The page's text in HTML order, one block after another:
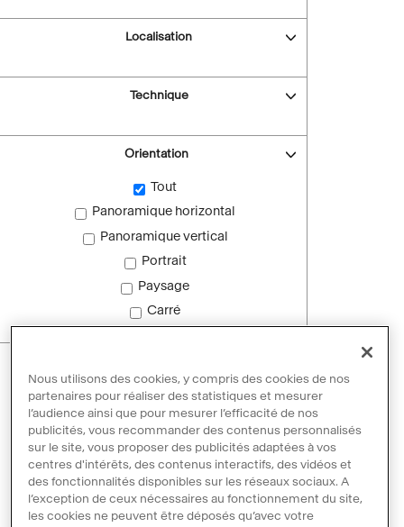
Localisation
Technique
Orientation
Tout
Panoramique horizontal
Panoramique vertical
Portrait
Paysage
Carré
Images sans droit d'auteur
Réinitialiser les filtres
Nous utilisons des cookies, y compris des cookies de nos
partenaires pour réaliser des statistiques et mesurer
l’audience ainsi que pour mesurer l’efficacité de nos
publicités, vous recommander des contenus personnalisés
sur le site, vous proposer des publicités adaptées à vos
centres d'intérêts, des contenus interactifs, des vidéos et
des fonctionnalités disponibles sur les réseaux sociaux. A
l’exception de ceux nécessaires au fonctionnement du site,
les cookies ne peuvent être déposés qu’avec votre